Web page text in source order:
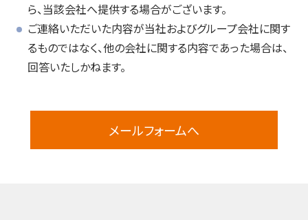
ら、当該会社へ提供する場合がございます。
ご連絡いただいた内容が当社およびグループ会社に関す
るものではなく、他の会社に関する内容であった場合は、
回答いたしかねます。
メールフォームへ